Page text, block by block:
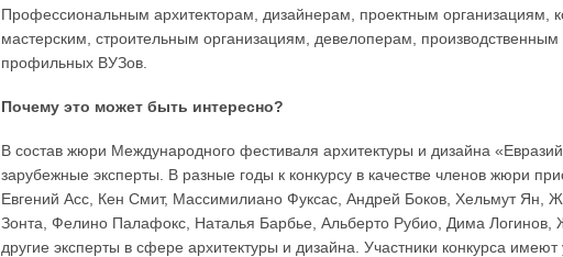
Профессиональным архитекторам, дизайнерам, проектным организациям,
мастерским, строительным организациям, девелоперам,
профильных ВУЗов.
Почему это может быть интересно?
В состав жюри Международного фестиваля архитектуры и дизайна
зарубежные эксперты. В разные годы к конкурсу в качестве членов жюри
Евгений Асс, Кен Смит, Массимилиано Фуксас, Андрей Боков, Хельмут Ян,
Зонта, Фелино Палафокс, Наталья Барбье, Альберто Рубио, Дима
другие эксперты в сфере архитектуры и дизайна. Участники конкурса